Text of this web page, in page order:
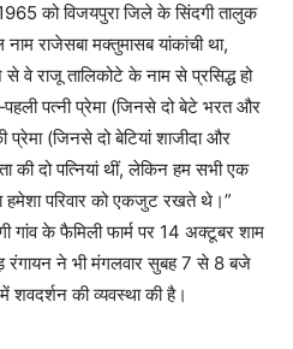
को विजयपुरा जिले के सिंदगी तालुक
राजेसबा मक्तुमासब यांकांची था,
वे राजू तालिकोटे के नाम से प्रसिद्ध हो
पत्नी प्रेमा (जिनसे दो बेटे भरत और
(जिनसे दो बेटियां शाजीदा और
की दो पत्नियां थीं, लेकिन हम सभी एक
हमेशा परिवार को एकजुट रखते थे।”
गांव के फैमिली फार्म पर 14 अक्टूबर शाम
रंगायन ने भी मंगलवार सुबह 7 से 8 बजे
शवदर्शन की व्यवस्था की है।